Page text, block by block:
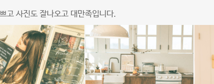
고 사진도 잘나오고 대만족입니다.